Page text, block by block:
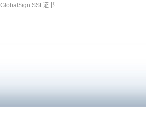
GlobalSign SSL证书